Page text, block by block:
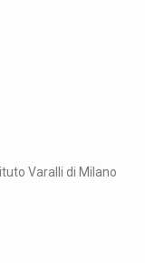
Varalli di Milano